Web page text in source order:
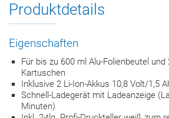
Produktdetails
Eigenschaften
Für bis zu 600 ml Alu-Folienbeutel
Kartuschen
Inklusive 2 Li-Ion-Akkus 10,8 Volt/1,5
Schnell-Ladegerät mit Ladeanzeige
Minuten)